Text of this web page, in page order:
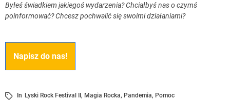
Byłeś świadkiem jakiegoś wydarzenia? Chciałbyś nas o czymś
poinformować? Chcesz pochwalić się swoimi działaniami?
Napisz do nas!
In Lyski Rock Festival II , Magia Rocka, Pandemia, Pomoc